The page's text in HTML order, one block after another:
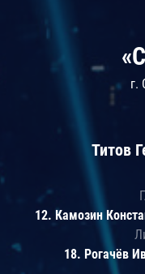
г.
Титов
12. Камозин
18. Рогачёв